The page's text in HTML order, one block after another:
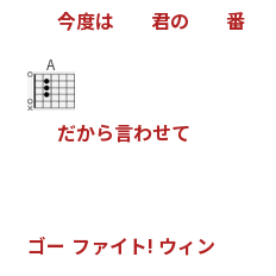
今度は 君の 番
A
だから言わせて
ゴー フ ァイ ト! ウィ ン